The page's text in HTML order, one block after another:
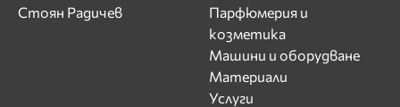
Стоян Радичев
Парфюмерия и
козметика
Машини и оборудване
Материали
Услуги